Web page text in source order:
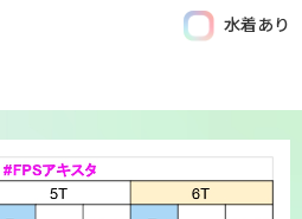
水着あり